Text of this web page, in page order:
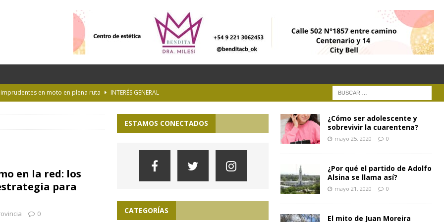
en moto en plena ruta
INTERÉS GENERAL
en la red: los
para
0
ESTAMOS CONECTADOS
CATEGORÍAS
¿Cómo ser adolescente y
sobrevivir la cuarentena?
mayo 25, 2020 0
¿Por qué el partido de Adolfo
Alsina se llama así?
mayo 21, 2020 0
El mito de Juan Moreira